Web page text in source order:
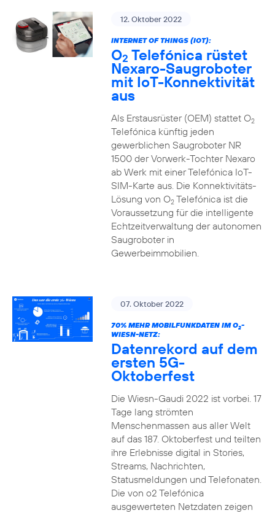
12. Oktober 2022
INTERNET OF THINGS (IOT):
O2 Telefónica rüstet
Nexaro-Saugroboter
mit IoT-Konnektivität
aus
Als Erstausrüster (OEM) stattet O2
Telefónica künftig jeden
gewerblichen Saugroboter NR
1500 der Vorwerk-Tochter Nexaro
ab Werk mit einer Telefónica IoT-
SIM-Karte aus. Die Konnektivitäts-
Lösung von O2Telefónica ist die
Voraussetzung für die intelligente
Echtzeitverwaltung der autonomen
Saugroboter in
Gewerbeimmobilien.
07. Oktober 2022
70% MEHR MOBILFUNKDATEN IM O2-
WIESN-NETZ:
Datenrekord auf dem
ersten 5G-
Oktoberfest
Die Wiesn-Gaudi 2022 ist vorbei. 17
Tage lang strömten
Menschenmassen aus aller Welt
auf das 187. Oktoberfest und teilten
ihre Erlebnisse digital in Stories,
Streams, Nachrichten,
Statusmeldungen und Telefonaten.
Die von o2 Telefónica
ausgewerteten Netzdaten zeigen